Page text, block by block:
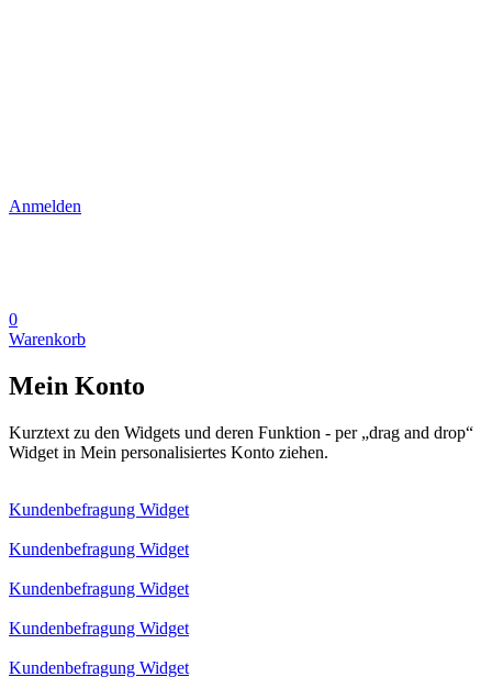
Anmelden
0
Warenkorb
Mein Konto
Kurztext zu den Widgets und deren Funktion - per „drag and drop“
Widget in Mein personalisiertes Konto ziehen.
Kundenbefragung Widget
Kundenbefragung Widget
Kundenbefragung Widget
Kundenbefragung Widget
Kundenbefragung Widget